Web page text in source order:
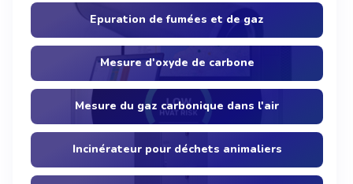
Epuration de fumées et de gaz
Mesure d'oxyde de carbone
Mesure du gaz carbonique dans l'air
Incinérateur pour déchets animaliers